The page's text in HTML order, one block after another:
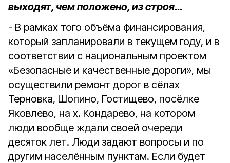
выходят, чем положено, из строя…
- В рамках того объёма финансирования,
который запланировали в текущем году, и в
соответствии с национальным проектом
«Безопасные и качественные дороги», мы
осуществили ремонт дорог в сёлах
Терновка, Шопино, Гостищево, посёлке
Яковлево, на х. Кондарево, на котором
люди вообще ждали своей очереди
десяток лет. Люди задают вопросы и по
другим населённым пунктам. Если будет